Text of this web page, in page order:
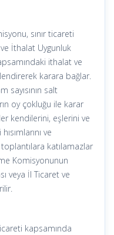
sınır ticareti
İthalat Uygunluk
ithalat ve
karara bağlar.
sayısının salt
oy çokluğu ile karar
kendilerini, eşlerini ve
ve
toplantılara katılamazlar
Komisyonunun
veya İl Ticaret ve
kapsamında